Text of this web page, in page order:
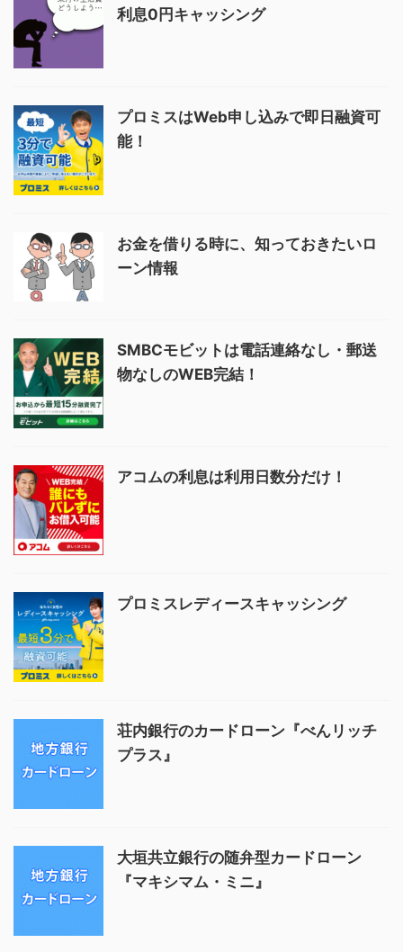
利息0円キャッシング
プロミスはWeb申し込みで即日融資可
能！
お金を借りる時に、知っておきたいロ
ーン情報
SMBCモビットは電話連絡なし・郵送
物なしのWEB完結！
アコムの利息は利用日数分だけ！
プロミスレディースキャッシング
荘内銀行のカードローン『べんリッチ
プラス』
大垣共立銀行の随弁型カードローン
『マキシマム・ミニ』